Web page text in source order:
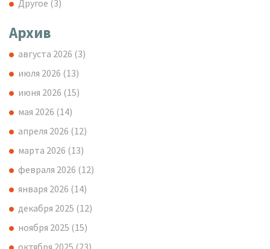
Другое (3)
Архив
августа 2026 (3)
июля 2026 (13)
июня 2026 (15)
мая 2026 (14)
апреля 2026 (12)
марта 2026 (13)
февраля 2026 (12)
января 2026 (14)
декабря 2025 (12)
ноября 2025 (15)
октября 2025 (23)